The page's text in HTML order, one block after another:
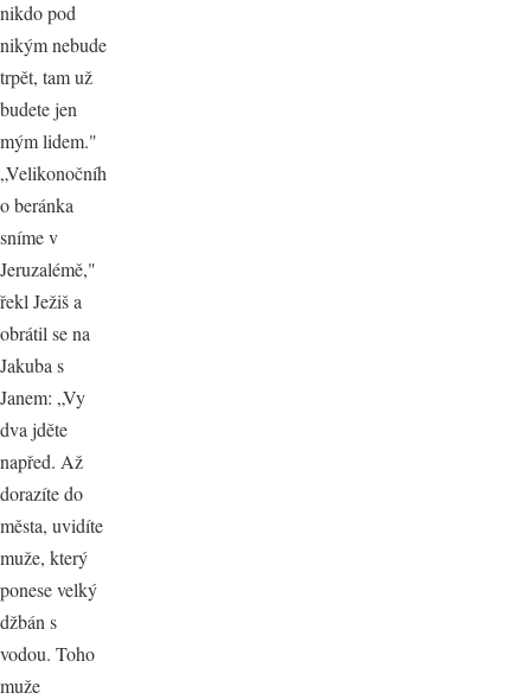
nikdo pod
nikým nebude
trpět, tam už
budete jen
mým lidem."
„Velikonočníh
o beránka
sníme v
Jeruzalémě,"
řekl Ježiš a
obrátil se na
Jakuba s
Janem: „Vy
dva jděte
napřed. Až
dorazíte do
města, uvidíte
muže, který
ponese velký
džbán s
vodou. Toho
muže